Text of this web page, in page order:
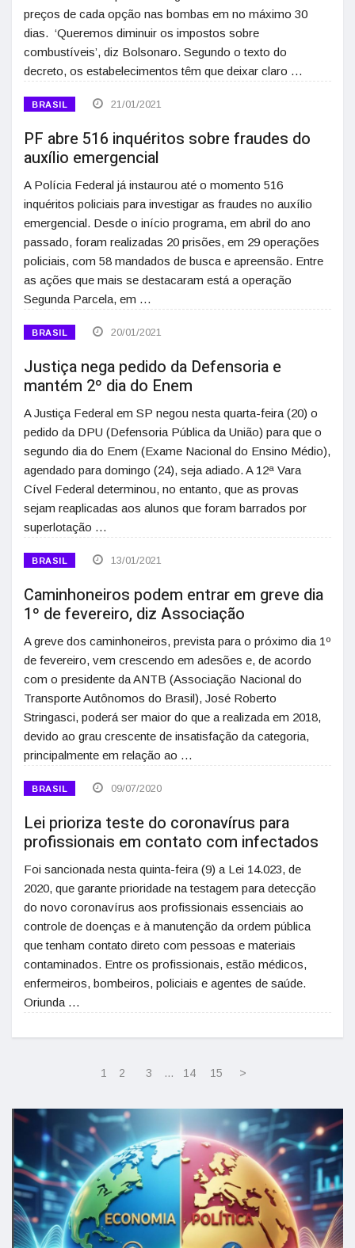
preços de cada opção nas bombas em no máximo 30
dias. ‘Queremos diminuir os impostos sobre
combustíveis’, diz Bolsonaro. Segundo o texto do
decreto, os estabelecimentos têm que deixar claro …
BRASIL 21/01/2021
PF abre 516 inquéritos sobre fraudes do
auxílio emergencial
A Polícia Federal já instaurou até o momento 516
inquéritos policiais para investigar as fraudes no auxílio
emergencial. Desde o início programa, em abril do ano
passado, foram realizadas 20 prisões, em 29 operações
policiais, com 58 mandados de busca e apreensão. Entre
as ações que mais se destacaram está a operação
Segunda Parcela, em …
BRASIL 20/01/2021
Justiça nega pedido da Defensoria e
mantém 2º dia do Enem
A Justiça Federal em SP negou nesta quarta-feira (20) o
pedido da DPU (Defensoria Pública da União) para que o
segundo dia do Enem (Exame Nacional do Ensino Médio),
agendado para domingo (24), seja adiado. A 12ª Vara
Cível Federal determinou, no entanto, que as provas
sejam reaplicadas aos alunos que foram barrados por
superlotação …
BRASIL 13/01/2021
Caminhoneiros podem entrar em greve dia
1º de fevereiro, diz Associação
A greve dos caminhoneiros, prevista para o próximo dia 1º
de fevereiro, vem crescendo em adesões e, de acordo
com o presidente da ANTB (Associação Nacional do
Transporte Autônomos do Brasil), José Roberto
Stringasci, poderá ser maior do que a realizada em 2018,
devido ao grau crescente de insatisfação da categoria,
principalmente em relação ao …
BRASIL 09/07/2020
Lei prioriza teste do coronavírus para
profissionais em contato com infectados
Foi sancionada nesta quinta-feira (9) a Lei 14.023, de
2020, que garante prioridade na testagem para detecção
do novo coronavírus aos profissionais essenciais ao
controle de doenças e à manutenção da ordem pública
que tenham contato direto com pessoas e materiais
contaminados. Entre os profissionais, estão médicos,
enfermeiros, bombeiros, policiais e agentes de saúde.
Oriunda …
1 2 3 … 14 15 >